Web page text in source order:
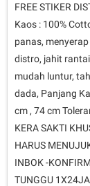
FREE STIKER
Kaos : 100%
panas,
distro, jahit
mudah luntur,
dada, Panjang
cm , 74 cm
KERA SAKTI
HARUS
INBOK -
TUNGGU